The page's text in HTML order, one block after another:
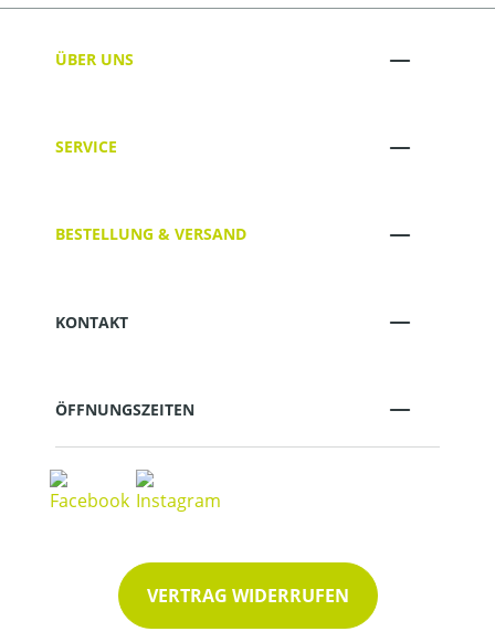
ÜBER UNS
SERVICE
BESTELLUNG & VERSAND
KONTAKT
ÖFFNUNGSZEITEN
VERTRAG WIDERRUFEN